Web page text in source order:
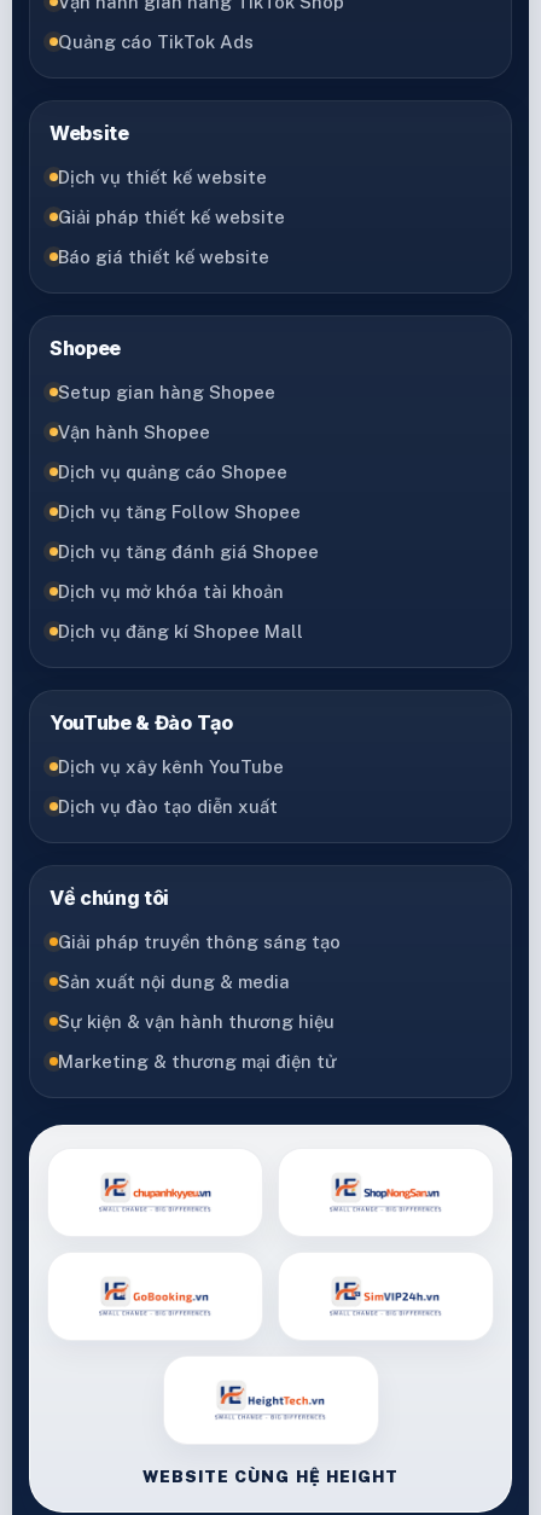
Quảng cáo TikTok Ads
Website
Dịch vụ thiết kế website
Giải pháp thiết kế website
Báo giá thiết kế website
Shopee
Setup gian hàng Shopee
Vận hành Shopee
Dịch vụ quảng cáo Shopee
Dịch vụ tăng Follow Shopee
Dịch vụ tăng đánh giá Shopee
Dịch vụ mở khóa tài khoản
Dịch vụ đăng kí Shopee Mall
YouTube & Đào Tạo
Dịch vụ xây kênh YouTube
Dịch vụ đào tạo diễn xuất
Về chúng tôi
Giải pháp truyền thông sáng tạo
Sản xuất nội dung & media
Sự kiện & vận hành thương hiệu
Marketing & thương mại điện tử
WEBSITE CÙNG HỆ HEIGHT